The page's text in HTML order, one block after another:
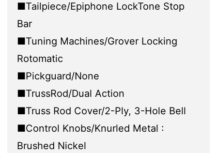
■Tailpiece/Epiphone LockTone Stop
Bar
■Tuning Machines/Grover Locking
Rotomatic
■Pickguard/None
■TrussRod/Dual Action
■Truss Rod Cover/2-Ply, 3-Hole Bell
■Control Knobs/Knurled Metal :
Brushed Nickel